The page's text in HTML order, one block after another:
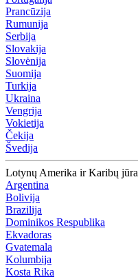
Prancūzija
Rumunija
Serbija
Slovakija
Slovėnija
Suomija
Turkija
Ukraina
Vengrija
Vokietija
Čekija
Švedija
Lotynų Amerika ir Karibų jūra
Argentina
Bolivija
Brazilija
Dominikos Respublika
Ekvadoras
Gvatemala
Kolumbija
Kosta Rika